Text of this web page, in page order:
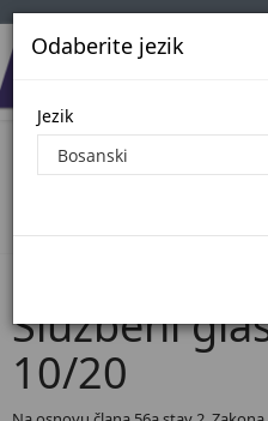
Odaberite jezik
Jezik
Pregled
Službeni
10/20